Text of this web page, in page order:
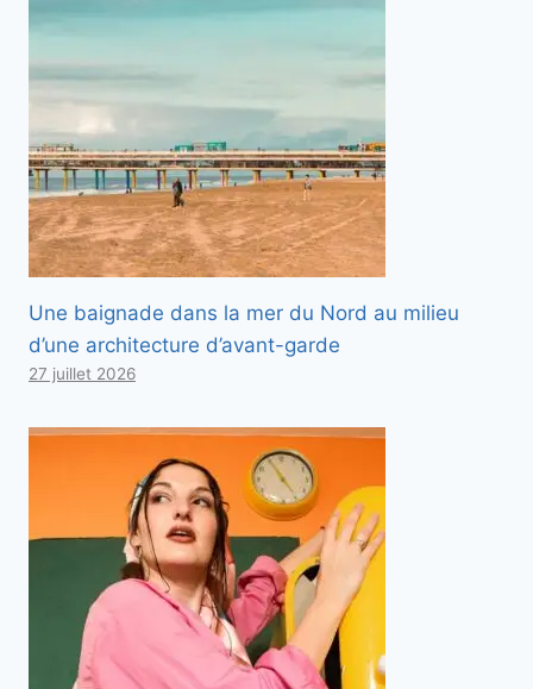
Une baignade dans la mer du Nord au milieu
d’une architecture d’avant-garde
27 juillet 2026